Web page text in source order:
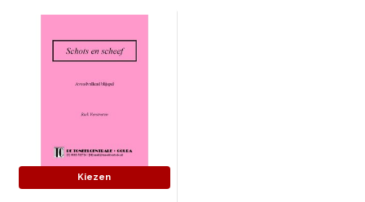
PAASTONEEL
HANDBOEKEN
SKETCHES
Kiezen